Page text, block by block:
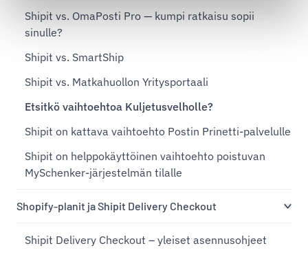
Shipit vs. OmaPosti Pro — kumpi ratkaisu sopii
sinulle?
Shipit vs. SmartShip
Shipit vs. Matkahuollon Yritysportaali
Etsitkö vaihtoehtoa Kuljetusvelholle?
Shipit on kattava vaihtoehto Postin Prinetti-palvelulle
Shipit on helppokäyttöinen vaihtoehto poistuvan
MySchenker-järjestelmän tilalle
Shopify-planit ja Shipit Delivery Checkout
Shipit Delivery Checkout – yleiset asennusohjeet